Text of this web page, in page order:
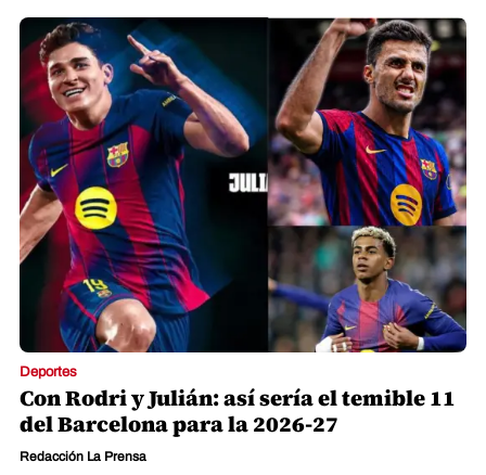
Deportes
Con Rodri y Julián: así sería el temible 11
del Barcelona para la 2026-27
Redacción La Prensa